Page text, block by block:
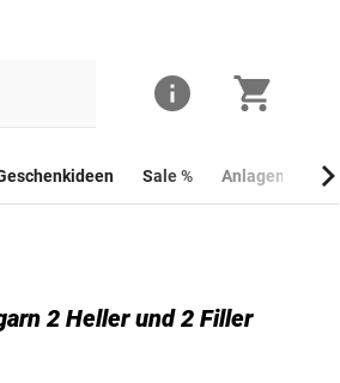
Sale % Anlagemünzen
Vorderseite der 2-Heller-Münze aus Österreich
2 Heller und 2 Filler